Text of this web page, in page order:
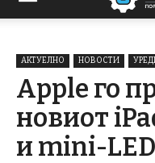
АКТУЕЛНО НОВОСТИ
Apple го
новиот
и mini-